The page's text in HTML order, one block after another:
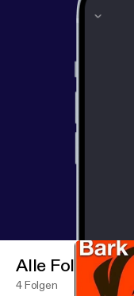
Alle Folgen
4 Folgen